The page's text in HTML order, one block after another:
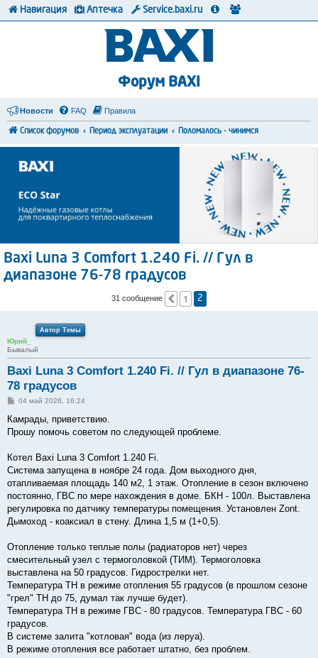
Форум BAXI
Новости FAQ Правила
Список форумов Период эксплуатации Поломалось - чинимся
Baxi Luna 3 Comfort 1.240 Fi. // Гул в
диапазоне 76-78 градусов
31 сообщение Пред.
1 2
Автор Темы
Юрий_
Бывалый
Baxi Luna 3 Comfort 1.240 Fi. // Гул в диапазоне 76-
78 градусов
С
о
щ
и
е
04 май 2026, 16:24
Камрады, приветствию.
Прошу помочь советом по следующей проблеме.
Котел Baxi Luna 3 Comfort 1.240 Fi.
Система запущена в ноябре 24 года. Дом выходного дня,
отапливаемая площадь 140 м2, 1 этаж. Отопление в сезон включено
постоянно, ГВС по мере нахождения в доме. БКН - 100л. Выставлена
регулировка по датчику температуры помещения. Установлен Zont.
Дымоход - коаксиал в стену. Длина 1,5 м (1+0,5).
Отопление только теплые полы (радиаторов нет) через
смесительный узел с термоголовкой (ТИМ). Термоголовка
выставлена на 50 градусов. Гидрострелки нет.
Температура ТН в режиме отопления 55 градусов (в прошлом сезоне
"грел" ТН до 75, думал так лучше будет).
Температура ТН в режиме ГВС - 80 градусов. Температура ГВС - 60
градусов.
В системе залита "котловая" вода (из леруа).
В режиме отопления все работает штатно, без проблем.
Навигация Аптечка Service.baxi.ru